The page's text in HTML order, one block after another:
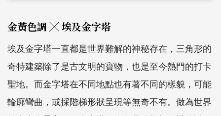
金黃色調 ╳ 埃及金字塔
埃及金字塔一直都是世界難解的神秘存在，三角形的
奇特建築除了是古文明的寶物，也是至今熱門的打卡
聖地。而金字塔在不同地點也有著不同的樣貌，可能
輪廓彎曲，或採階梯形狀呈現等無奇不有。做為世界